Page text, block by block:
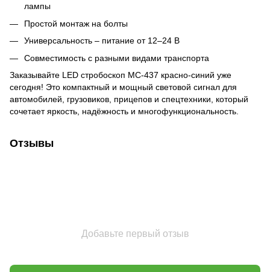
лампы
Простой монтаж на болты
Универсальность – питание от 12–24 В
Совместимость с разными видами транспорта
Заказывайте LED стробоскоп МС-437 красно-синий уже
сегодня! Это компактный и мощный световой сигнал для
автомобилей, грузовиков, прицепов и спецтехники, который
сочетает яркость, надёжность и многофункциональность.
Отзывы
Добавьте первый отзыв